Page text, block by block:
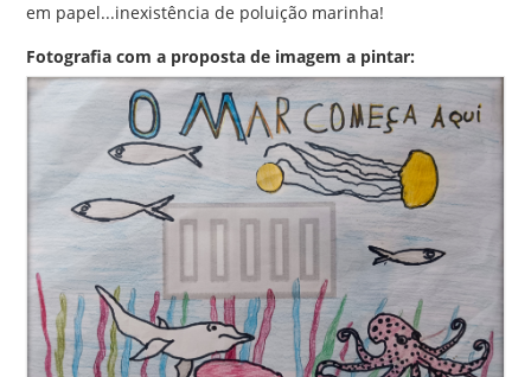
em papel...inexistência de poluição marinha!
Fotografia com a proposta de imagem a pintar: